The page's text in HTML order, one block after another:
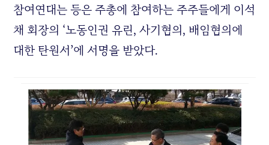
참여연대는 등은 주총에 참여하는 주주들에게 이석
채 회장의 ‘노동인권 유린, 사기혐의, 배임혐의에
대한 탄원서’에 서명을 받았다.